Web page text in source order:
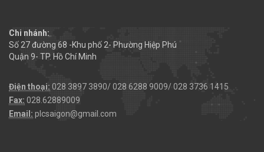
Chi nhánh:
Số 27 đường 68 -Khu phố 2- Phường Hiệp Phú
Quận 9- TP. Hồ Chí Minh
Điện thoại: 028 3897 3890/ 028 6288 9009/ 028 3736 1415
Fax: 028.62889009
Email: plcsaigon@gmail.com